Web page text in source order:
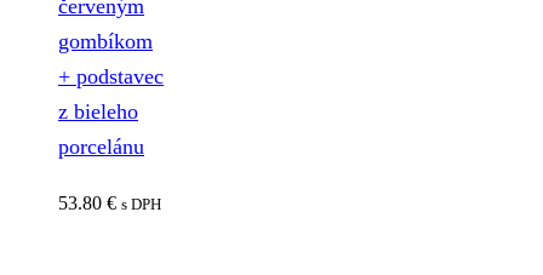
červeným
gombíkom
+ podstavec
z bieleho
porcelánu
53.80 € s DPH